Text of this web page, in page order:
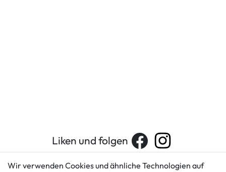
Liken und folgen
Wir verwenden Cookies und ähnliche Technologien auf